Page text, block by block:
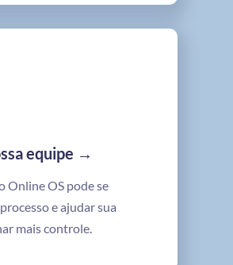
equipe →
Online OS pode se
e ajudar sua
mais controle.